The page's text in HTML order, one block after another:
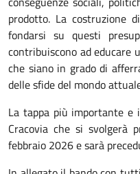
prodotto. La costruzione
fondarsi su questi
contribuiscono ad educare
che siano in grado di
delle sfide del mondo
La tappa più importante
Cracovia che si svolgerà
febbraio 2026 e sarà